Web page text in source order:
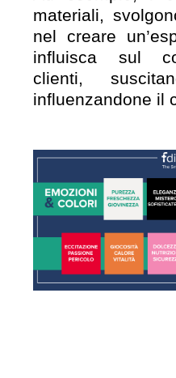
materiali,
nel creare
influisca sul
clienti,
influenzandone il